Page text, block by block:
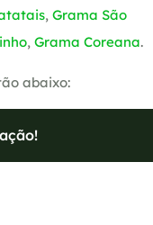
, Grama São
, Grama Coreana.
abaixo: